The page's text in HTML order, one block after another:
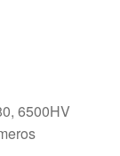
6500HV